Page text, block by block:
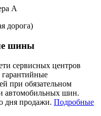
А
дорога)
шины
сервисных центров
гарантийные
при обязательном
автомобильных шин.
дня продажи. Подробные